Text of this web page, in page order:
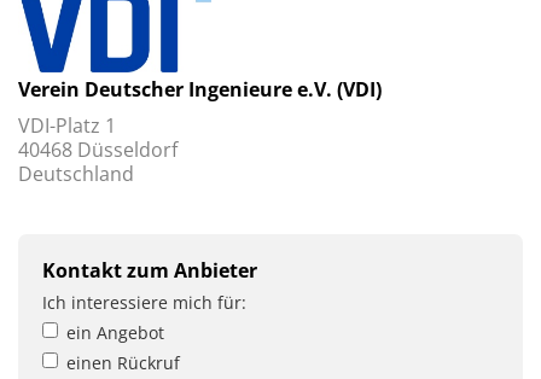
Verein Deutscher Ingenieure e.V. (VDI)
VDI-Platz 1
40468 Düsseldorf
Deutschland
Kontakt zum Anbieter
Ich interessiere mich für:
ein Angebot
einen Rückruf